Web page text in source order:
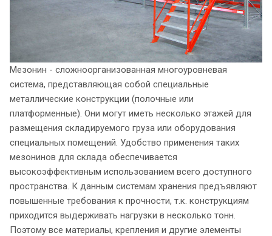
Мезонин - сложноорганизованная многоуровневая
система, представляющая собой специальные
металлические конструкции (полочные или
платформенные). Они могут иметь несколько этажей для
размещения складируемого груза или оборудования
специальных помещений. Удобство применения таких
мезонинов для склада обеспечивается
высокоэффективным использованием всего доступного
пространства. К данным системам хранения предъявляют
повышенные требования к прочности, т.к. конструкциям
приходится выдерживать нагрузки в несколько тонн.
Поэтому все материалы, крепления и другие элементы